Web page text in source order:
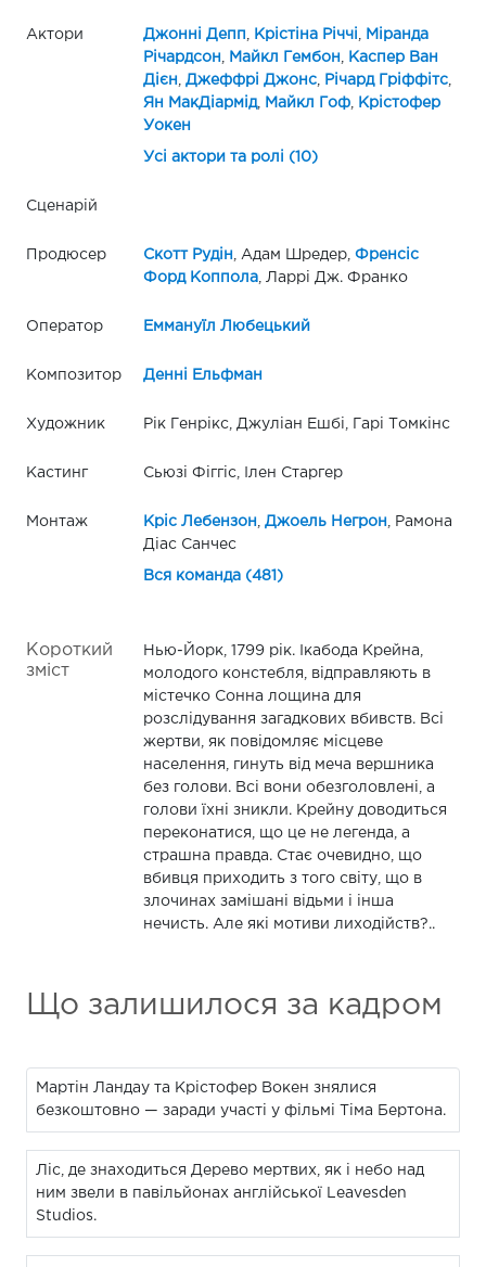
Актори Джонні Депп Крістіна Річчі
Міранда
Річардсон
Майкл Гембон
Каспер Ван
Дієн
Джеффрі Джонс, Річард Гріффітс,
Ян МакДіармід, Майкл Гоф,
Крістофер
Уокен
Усі актори та ролі (10)
Сценарій
Продюсер Скотт Рудін , Адам Шредер, Френсіс
Форд Коппола, Ларрі Дж. Франко
Оператор Еммануїл Любецький
Композитор Денні Ельфман
Художник Рік Генрікс, Джуліан Ешбі, Гарі Томкінс
Кастинг Сьюзі Фіггіс, Ілен Старгер
Монтаж Кріс Лебензон Джоель Негрон , Рамона
Діас Санчес
Вся команда (481)
Короткий
зміст
Нью-Йорк, 1799 рік. Ікабода Крейна,
молодого констебля, відправляють в
містечко Сонна лощина для
розслідування загадкових вбивств. Всі
жертви, як повідомляє місцеве
населення, гинуть від меча вершника
без голови. Всі вони обезголовлені, а
голови їхні зникли. Крейну доводиться
переконатися, що це не легенда, а
страшна правда. Стає очевидно, що
вбивця приходить з того світу, що в
злочинах замішані відьми і інша
нечисть. Але які мотиви лиходійств?..
Що залишилося за кадром
Мартін Ландау та Крістофер Вокен знялися
безкоштовно — заради участі у фільмі Тіма Бертона.
Ліс, де знаходиться Дерево мертвих, як і небо над
ним звели в павільйонах англійської Leavesden
Studios.